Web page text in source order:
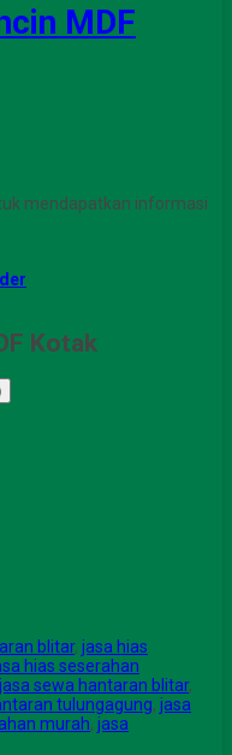
MDF
mendapatkan informasi
Kotak
blitar, jasa hias
hias seserahan
jasa sewa hantaran blitar,
tulungagung, jasa
murah, jasa